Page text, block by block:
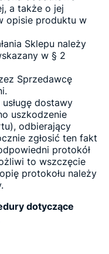
a także o jej
opisie produktu w
Sklepu należy
w § 2
Sprzedawcę
dostawy
uszkodzenie
odbierający
zgłosić ten fakt
protokół
to wszczęcie
protokołu należy
dotyczące